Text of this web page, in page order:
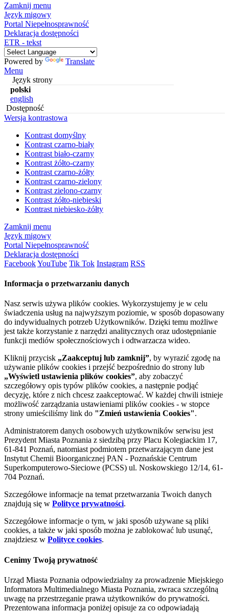
Zamknij menu
Język migowy
Portal Niepełnosprawność
Deklaracja dostępności
ETR - tekst
Powered by
Translate
Menu
Język strony
polski
english
Dostępność
Wersja kontrastowa
Kontrast domyślny
Kontrast czarno-biały
Kontrast biało-czarny
Kontrast żółto-czarny
Kontrast czarno-żółty
Kontrast czarno-zielony
Kontrast zielono-czarny
Kontrast żółto-niebieski
Kontrast niebiesko-żółty
Zamknij menu
Język migowy
Portal Niepełnosprawność
Deklaracja dostępności
FacebookYouTube Tik Tok Instagram RSS
Informacja o przetwarzaniu danych
Nasz serwis używa plików cookies. Wykorzystujemy je w celu
świadczenia usług na najwyższym poziomie, w sposób dopasowany
do indywidualnych potrzeb Użytkowników. Dzięki temu możliwe
jest także korzystanie z narzędzi analitycznych oraz udostępnianie
funkcji mediów społecznościowych i odtwarzacza wideo.
Kliknij przycisk „Zaakceptuj lub zamknij”, by wyrazić zgodę na
używanie plików cookies i przejść bezpośrednio do strony lub
„Wyświetl ustawienia plików cookies”, aby zobaczyć
szczegółowy opis typów plików cookies, a następnie podjąć
decyzję, które z nich chcesz zaakceptować. W każdej chwili istnieje
możliwość zarządzania ustawieniami plików cookies - w stopce
strony umieściliśmy link do "Zmień ustawienia Cookies".
Administratorem danych osobowych użytkowników serwisu jest
Prezydent Miasta Poznania z siedzibą przy Placu Kolegiackim 17,
61-841 Poznań, natomiast podmiotem przetwarzającym dane jest
Instytut Chemii Bioorganicznej PAN - Poznańskie Centrum
Superkomputerowo-Sieciowe (PCSS) ul. Noskowskiego 12/14, 61-
704 Poznań.
Szczegółowe informacje na temat przetwarzania Twoich danych
znajdują się w Polityce prywatności.
Szczegółowe informacje o tym, w jaki sposób używane są pliki
cookies, a także w jaki sposób można je zablokować lub usunąć,
znajdziesz w Polityce cookies.
Cenimy Twoją prywatność
Urząd Miasta Poznania odpowiedzialny za prowadzenie Miejskiego
Informatora Multimedialnego Miasta Poznania, zwraca szczególną
uwagę na przestrzeganie prawa użytkowników do prywatności.
Prezentowana informacja poniżej opisuje za co odpowiadają